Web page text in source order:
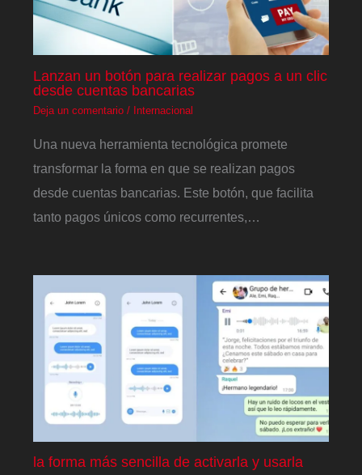
Lanzan un botón para realizar pagos a un clic
desde cuentas bancarias
Deja un comentario / Internacional
Una nueva herramienta tecnológica promete
transformar la forma en que se realizan pagos
desde cuentas bancarias. Este botón, que facilita
tanto pagos únicos como recurrentes,…
la forma más sencilla de activarla y usarla